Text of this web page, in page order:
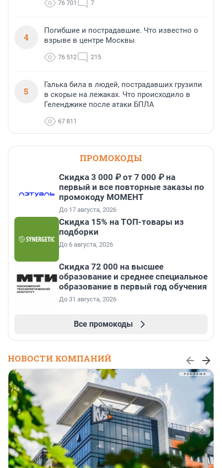
76 701 7
4
Погибшие и пострадавшие. Что известно о
взрыве в центре Москвы
76 512 215
5
Галька била в людей, пострадавших грузили
в скорые на лежаках. Что происходило в
Геленджике после атаки БПЛА
67 811
ПРОМОКОДЫ
Скидка 3 000 ₽ от 7 000 ₽ на
первый и все повторные заказы по
промокоду МОМЕНТ
До 17 августа, 2026
Скидка 15% на ТОП-товары из
подборки
До 6 августа, 2026
Скидка 72 000 на высшее
образование и среднее специальное
образование в первый год обучения
До 31 августа, 2026
Все промокоды
НОВОСТИ КОМПАНИЙ